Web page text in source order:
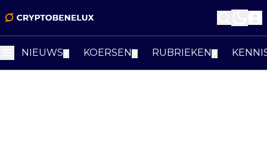
NIEUWS KOERSEN RUBRIEKEN